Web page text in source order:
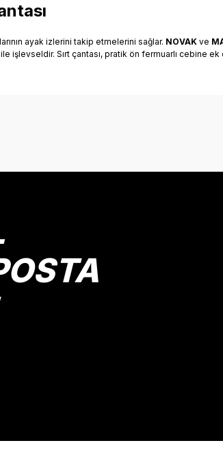
ayak izlerini takip etmelerini sağlar. NOVAK ve
işlevseldir. Sırt çantası, pratik ön fermuarlı cebine